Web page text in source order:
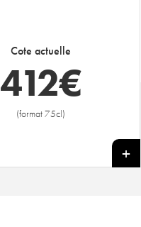
Cote actuelle
412€
(format 75cl)
+